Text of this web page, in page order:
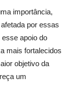
importância,
por essas
apoio do
mais fortalecidos
objetivo da
um